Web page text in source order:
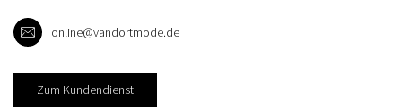
online@vandortmode.de
Zum Kundendienst